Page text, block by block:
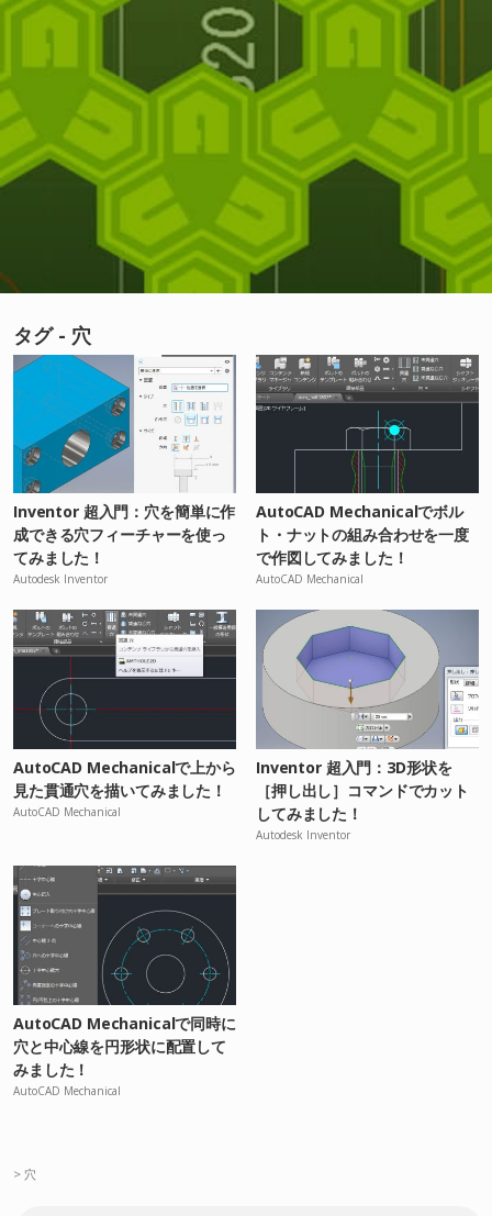
タグ - 穴
Inventor 超入門：穴を簡単に作
成できる穴フィーチャーを使っ
てみました！
Autodesk Inventor
AutoCAD Mechanicalでボル
ト・ナットの組み合わせを一度
で作図してみました！
AutoCAD Mechanical
AutoCAD Mechanicalで上から
見た貫通穴を描いてみました！
AutoCAD Mechanical
Inventor 超入門：3D形状を
［押し出し］コマンドでカット
してみました！
Autodesk Inventor
AutoCAD Mechanicalで同時に
穴と中心線を円形状に配置して
みました！
AutoCAD Mechanical
> 穴